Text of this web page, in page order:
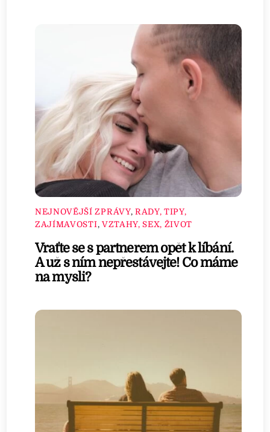
NEJNOVĚJŠÍ ZPRÁVY, RADY, TIPY,
ZAJÍMAVOSTI, VZTAHY, SEX, ŽIVOT
Vraťte se s partnerem opět k líbání.
A už s ním nepřestávejte! Co máme
na mysli?